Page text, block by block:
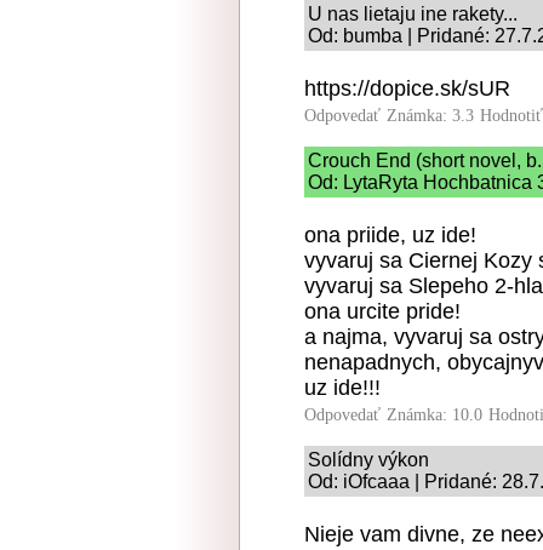
U nas lietaju ine rakety...
Od: bumba | Pridané:
https://dopice.sk/sUR
Odpovedať Známka: 3.3
Crouch End (short novel,
Od: LytaRyta Hochbatnica
ona priide, uz ide!
vyvaruj sa Ciernej Kozy
vyvaruj sa Slepeho 2-
ona urcite pride!
a najma, vyvaruj sa
nenapadnych,
uz ide!!!
Odpovedať Známka: 10.0
Solídny výkon
Od: iOfcaaa | Pridané:
Nieje vam divne, ze